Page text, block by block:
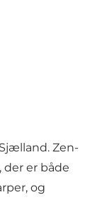
Zen-
er både
og